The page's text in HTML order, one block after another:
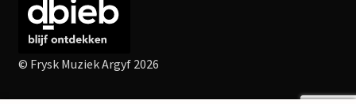
© Frysk Muziek Argyf 2026